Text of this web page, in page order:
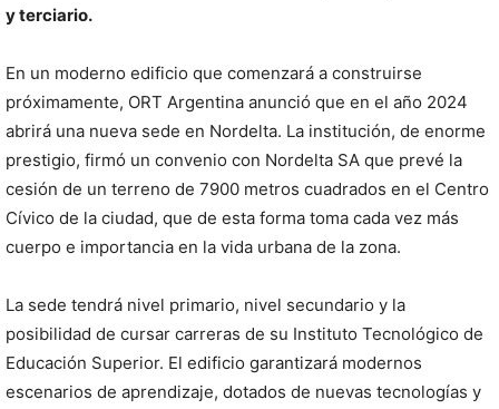
y terciario.
En un moderno edificio que comenzará a construirse
próximamente, ORT Argentina anunció que en el año 2024
abrirá una nueva sede en Nordelta. La institución, de enorme
prestigio, firmó un convenio con Nordelta SA que prevé la
cesión de un terreno de 7900 metros cuadrados en el Centro
Cívico de la ciudad, que de esta forma toma cada vez más
cuerpo e importancia en la vida urbana de la zona.
La sede tendrá nivel primario, nivel secundario y la
posibilidad de cursar carreras de su Instituto Tecnológico de
Educación Superior. El edificio garantizará modernos
escenarios de aprendizaje, dotados de nuevas tecnologías y